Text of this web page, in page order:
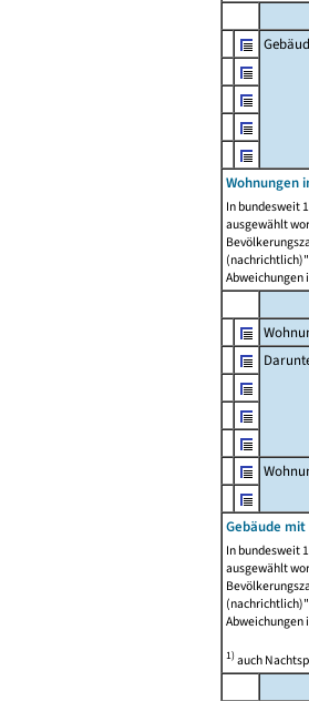
Wohnungen
In bundesweit
ausgewählt
Abweichungen
Gebäude
In bundesweit
ausgewählt
Abweichungen
1)auch